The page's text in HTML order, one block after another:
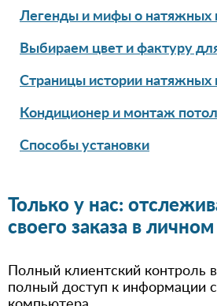
Легенды и мифы о натяжных
Выбираем цвет и фактуру
Страницы истории натяжных
Кондиционер и монтаж
Способы установки
Только у нас:
своего заказа в
Полный клиентский контроль
полный доступ к информации